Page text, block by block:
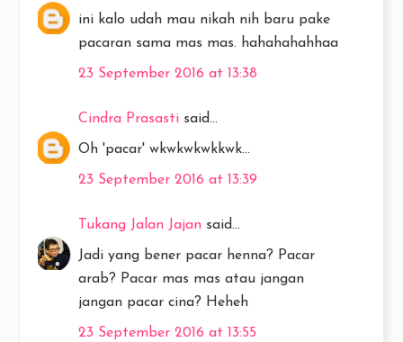
ini kalo udah mau nikah nih baru pake
pacaran sama mas mas. hahahahahhaa
23 September 2016 at 13:38
Cindra Prasasti said...
Oh 'pacar' wkwkwkwkkwk...
23 September 2016 at 13:39
Tukang Jalan Jajan said...
Jadi yang bener pacar henna? Pacar
arab? Pacar mas mas atau jangan
jangan pacar cina? Heheh
23 September 2016 at 13:55